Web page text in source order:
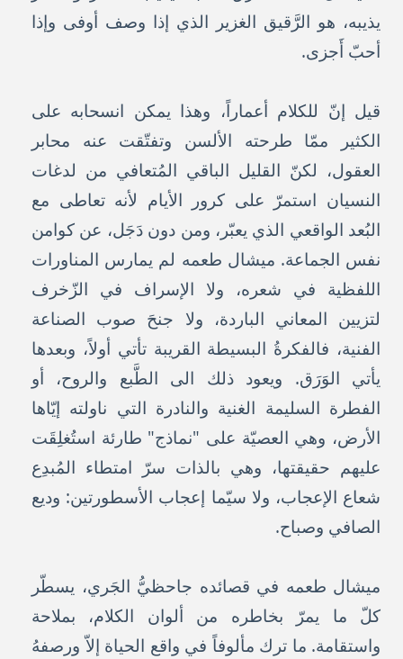
يذيبه، هو الرَّقيق الغزير الذي إذا وصف أوفى وإذا
أحبّ أَجزى.
قيل إنّ للكلام أعماراً، وهذا يمكن انسحابه على
الكثير ممّا طرحته الألسن وتفتّقت عنه محابر
العقول، لكنّ القليل الباقي المُتعافي من لدغات
النسيان استمرّ على كرور الأيام لأنه تعاطى مع
البُعد الواقعي الذي يعبّر، ومن دون دَجَل، عن كوامن
نفس الجماعة. ميشال طعمه لم يمارس المناورات
اللفظية في شعره، ولا الإسراف في الزّخرف
لتزيين المعاني الباردة، ولا جنحَ صوب الصناعة
الفنية، فالفكرةُ البسيطة القريبة تأتي أولاً، وبعدها
يأتي الوَرَق. ويعود ذلك الى الطَّبع والروح، أو
الفطرة السليمة الغنية والنادرة التي ناولته إيّاها
الأرض، وهي العصيّة على "نماذج" طارئة استُغلِقَت
عليهم حقيقتها، وهي بالذات سرّ امتطاء المُبدِع
شعاع الإعجاب، ولا سيّما إعجاب الأسطورتين: وديع
الصافي وصباح.
ميشال طعمه في قصائده جاحظيُّ الجَري، يسطّر
كلّ ما يمرّ بخاطره من ألوان الكلام، بملاحة
واستقامة. ما ترك مألوفاً في واقع الحياة إلاّ ورصفهُ